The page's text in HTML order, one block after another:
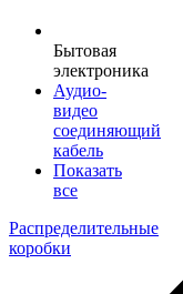
Бытовая
электроника
Аудио-
видео
соединяющий
кабель
Показать
все
Распределительные
коробки